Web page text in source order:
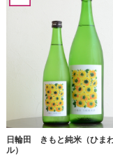
日輪田 きもと純米（ひま
ル）